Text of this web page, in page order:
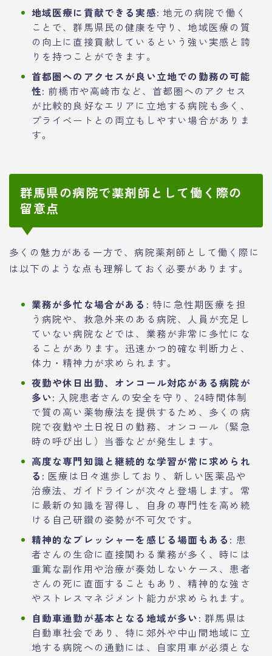
地域医療に貢献できる実感: 地元の病院で働く
ことで、群馬県民の健康を守り、地域医療の質
の向上に直接貢献しているという強い実感と誇
りを持つことができます。
首都圏へのアクセスが良い立地での勤務の可能
性: 前橋市や高崎市など、首都圏へのアクセス
が比較的良好なエリアに立地する病院も多く、
プライベートとの両立もしやすい場合がありま
す。
群馬県の病院で薬剤師として働く際の
留意点
多くの魅力がある一方で、病院薬剤師として働く際に
は以下のような点も理解しておく必要があります。
業務が多忙な場合がある: 特に急性期医療を担
う病院や、救急外来のある病院、人員が充足し
ていない病院などでは、業務が非常に多忙にな
ることがあります。迅速かつ的確な判断力と、
体力・精神力が求められます。
夜勤や休日出勤、オンコール対応がある病院が
多い: 入院患者さんの安全を守り、24時間体制
で質の高い薬物療法を提供するため、多くの病
院で夜勤や土日祝日の勤務、オンコール（緊急
時の呼び出し）当番などが発生します。
高度な専門知識と継続的な学習が常に求められ
る: 医療は日々進歩しており、新しい医薬品や
治療法、ガイドラインが次々と登場します。常
に最新の知識を習得し、自身の専門性を高め続
ける自己研鑽の姿勢が不可欠です。
精神的なプレッシャーを感じる場面もある: 患
者さんの生命に直接関わる業務が多く、時には
重篤な副作用や治療が奏効しないケース、患者
さんの死に直面することもあり、精神的な強さ
やストレスマネジメント能力が求められます。
自動車通勤が基本となる地域が多い: 群馬県は
自動車社会であり、特に郊外や中山間地域に立
地する病院への通勤には、自家用車が必須とな